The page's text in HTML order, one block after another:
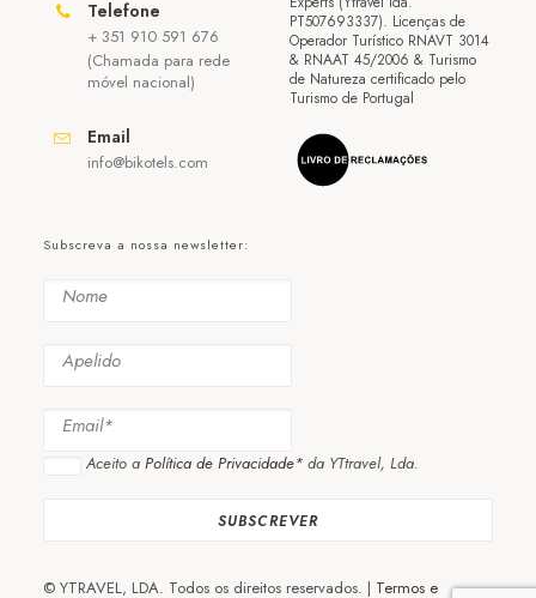
Telefone
+ 351 910 591 676
(Chamada para rede
móvel nacional)
Email
info@bikotels.com
PT507693337). Licenças de
Operador Turístico RNAVT 3014
& RNAAT 45/2006 & Turismo
de Natureza certificado pelo
Turismo de Portugal
Subscreva a nossa newsletter:
Aceito a Política de Privacidade* da YTtravel, Lda.
© YTRAVEL, LDA. Todos os direitos reservados. | Termos e